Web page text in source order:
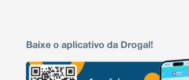
Baixe o aplicativo da Drogal!